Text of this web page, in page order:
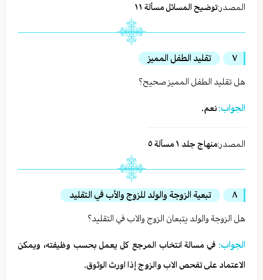
المصدر:توضيح المسائل مسألة ١١
٧
تقليد الطفل المميز
هل تقليد الطفل المميز صحيح؟
الجواب: نعم.
المصدر:منهاج جلد ١ مسألة ٥
٨
تبعية الزوجة والولد للزوج والأب في التقليد
هل الزوجة والولد يتبعان الزوج والاب في التقليد؟
الجواب: في مسالة انتخاب المرجع كل يعمل بحسب وظيفته، ويمكن
الاعتماد على تفحص الاب والزوج إذا اورث الوثوق.